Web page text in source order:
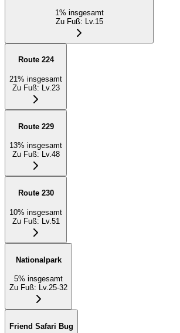
1% insgesamt
Zu Fuß: Lv.15
Route 224
21 % insgesamt
Zu Fuß: Lv.23
Route 229
13% insgesamt
Zu Fuß: Lv.48
Route 230
10% insgesamt
Zu Fuß: Lv.51
Nationalpark
5% insgesamt
Zu Fuß: Lv.25-32
Friend Safari Bug